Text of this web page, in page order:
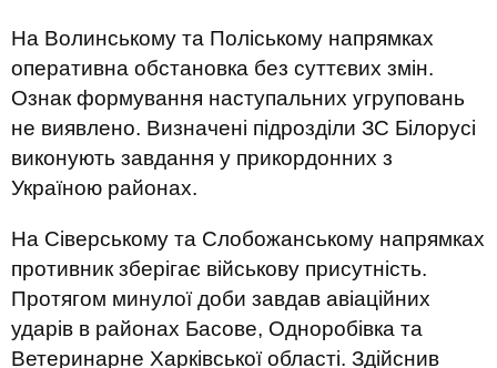
На Волинському та Поліському напрямках
оперативна обстановка без суттєвих змін.
Ознак формування наступальних угруповань
не виявлено. Визначені підрозділи ЗС Білорусі
виконують завдання у прикордонних з
Україною районах.
На Сіверському та Слобожанському напрямках
противник зберігає військову присутність.
Протягом минулої доби завдав авіаційних
ударів в районах Басове, Одноробівка та
Ветеринарне Харківської області. Здійснив